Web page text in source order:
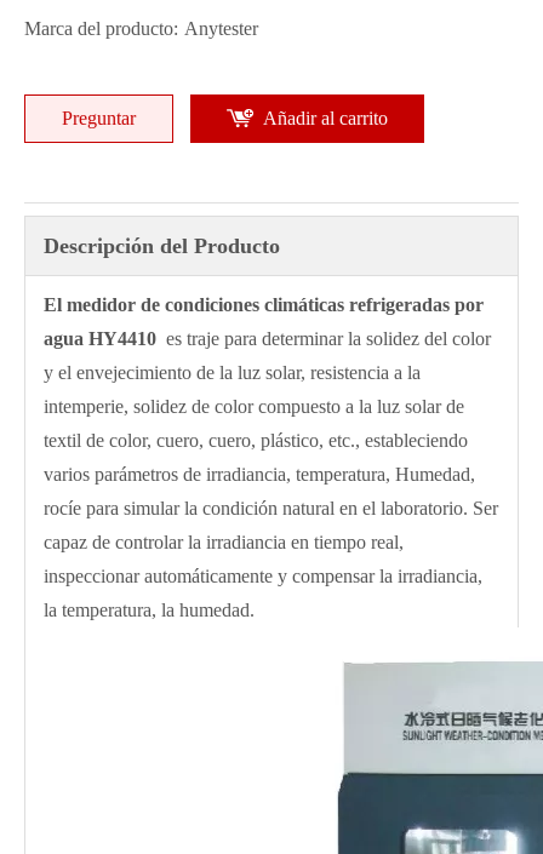
Marca del producto: Anytester
Preguntar Añadir al carrito
Descripción del Producto
El medidor de condiciones climáticas refrigeradas por
agua HY4410 es traje para determinar la solidez del color
y el envejecimiento de la luz solar, resistencia a la
intemperie, solidez de color compuesto a la luz solar de
textil de color, cuero, cuero, plástico, etc., estableciendo
varios parámetros de irradiancia, temperatura, Humedad,
rocíe para simular la condición natural en el laboratorio. Ser
capaz de controlar la irradiancia en tiempo real,
inspeccionar automáticamente y compensar la irradiancia,
la temperatura, la humedad.